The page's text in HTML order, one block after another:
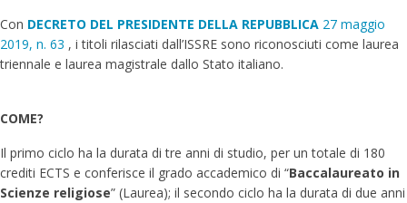
Con DECRETO DEL PRESIDENTE DELLA REPUBBLICA 27 maggio
2019, n. 63 , i titoli rilasciati dall’ISSRE sono riconosciuti come laurea
triennale e laurea magistrale dallo Stato italiano.
COME?
Il primo ciclo ha la durata di tre anni di studio, per un totale di 180
crediti ECTS e conferisce il grado accademico di “Baccalaureato in
Scienze religiose” (Laurea); il secondo ciclo ha la durata di due anni